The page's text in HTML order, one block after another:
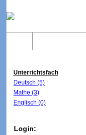
Unterrichtsfach
Deutsch (5)
Mathe (3)
Englisch (0)
Login: